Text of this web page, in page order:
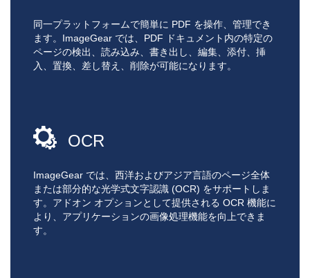
同一プラットフォームで簡単に PDF を操作、管理でき
ます。ImageGear では、PDF ドキュメント内の特定の
ページの検出、読み込み、書き出し、編集、添付、挿
入、置換、差し替え、削除が可能になります。
OCR
ImageGear では、西洋およびアジア言語のページ全体
または部分的な光学式文字認識 (OCR) をサポートしま
す。アドオン オプションとして提供される OCR 機能に
より、アプリケーションの画像処理機能を向上できま
す。